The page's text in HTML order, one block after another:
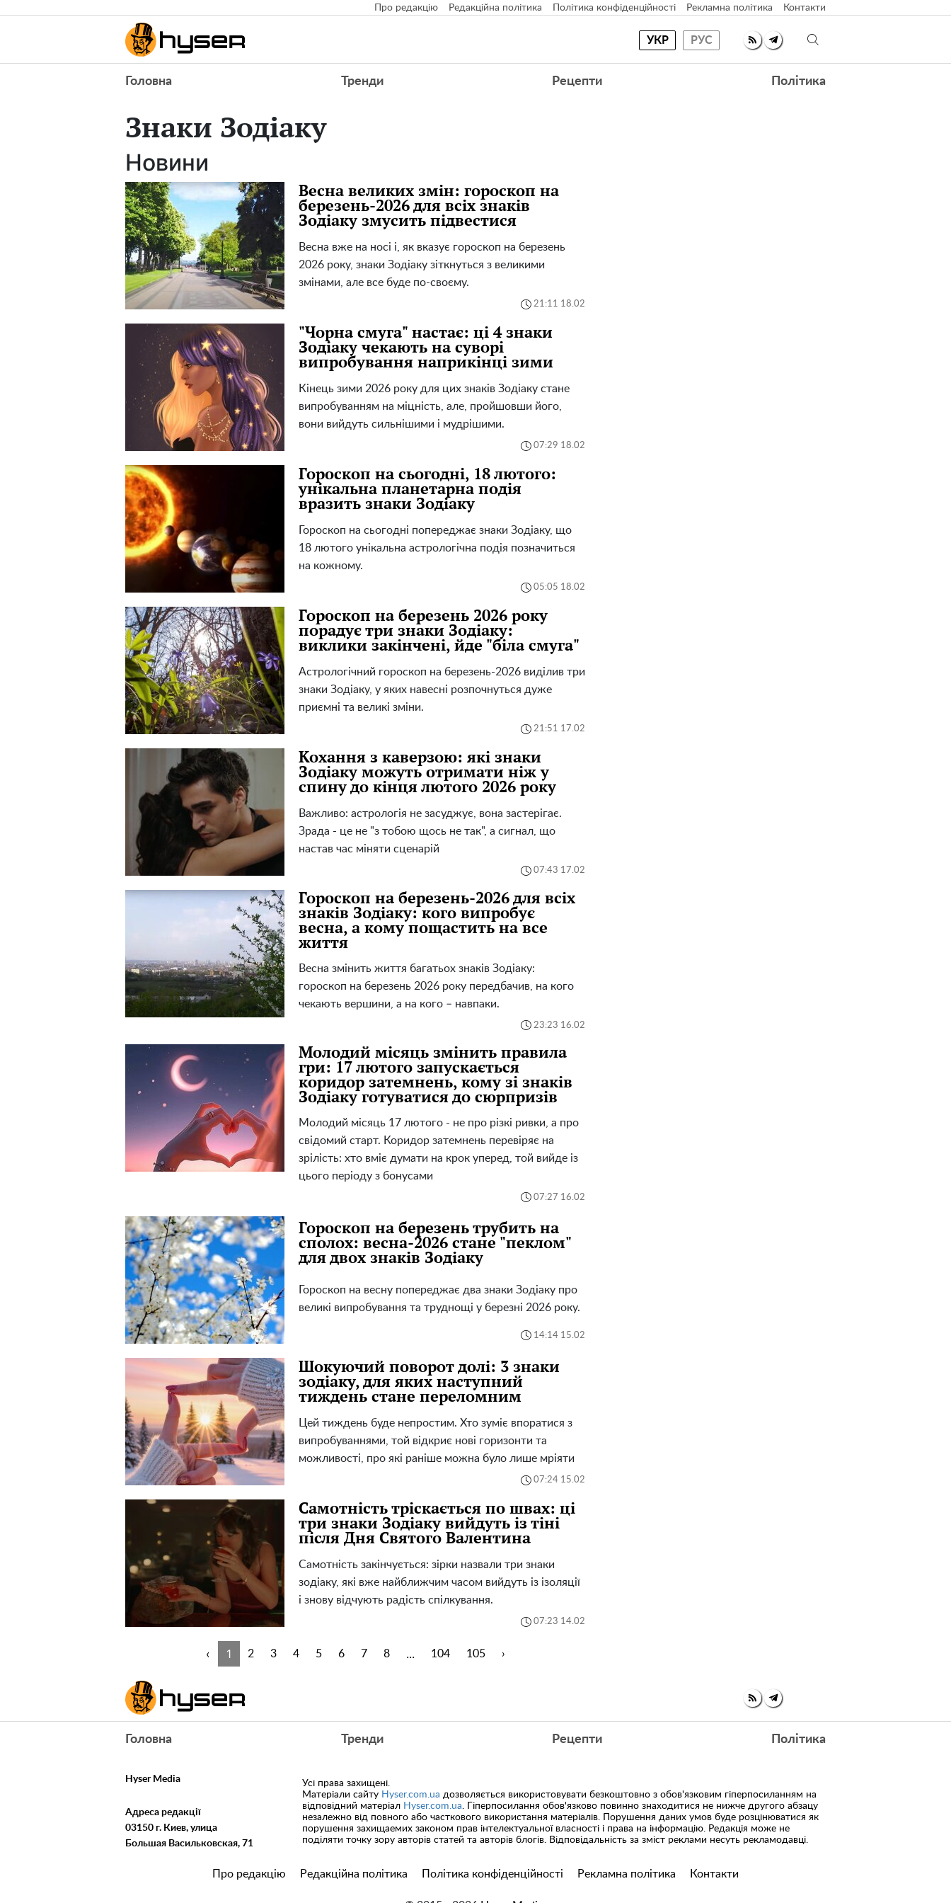
Про редакцію Редакційна політика Політика конфіденційності Рекламна політика Контакти
УКР РУС
Головна Тренди Рецепти Політика
Знаки Зодіаку
Новини
Весна великих змін: гороскоп на
березень-2026 для всіх знаків
Зодіаку змусить підвестися
Весна вже на носі і, як вказує гороскоп на березень
2026 року, знаки Зодіаку зіткнуться з великими
змінами, але все буде по-своєму.
21:11 18.02
"Чорна смуга" настає: ці 4 знаки
Зодіаку чекають на суворі
випробування наприкінці зими
Кінець зими 2026 року для цих знаків Зодіаку стане
випробуванням на міцність, але, пройшовши його,
вони вийдуть сильнішими і мудрішими.
07:29 18.02
Гороскоп на сьогодні, 18 лютого:
унікальна планетарна подія
вразить знаки Зодіаку
Гороскоп на сьогодні попереджає знаки Зодіаку, що
18 лютого унікальна астрологічна подія позначиться
на кожному.
05:05 18.02
Гороскоп на березень 2026 року
порадує три знаки Зодіаку:
виклики закінчені, йде "біла смуга"
Астрологічний гороскоп на березень-2026 виділив три
знаки Зодіаку, у яких навесні розпочнуться дуже
приємні та великі зміни.
21:51 17.02
Кохання з каверзою: які знаки
Зодіаку можуть отримати ніж у
спину до кінця лютого 2026 року
Важливо: астрологія не засуджує, вона застерігає.
Зрада - це не "з тобою щось не так", а сигнал, що
настав час міняти сценарій
07:43 17.02
Гороскоп на березень-2026 для всіх
знаків Зодіаку: кого випробує
весна, а кому пощастить на все
життя
Весна змінить життя багатьох знаків Зодіаку:
гороскоп на березень 2026 року передбачив, на кого
чекають вершини, а на кого – навпаки.
23:23 16.02
Молодий місяць змінить правила
гри: 17 лютого запускається
коридор затемнень, кому зі знаків
Зодіаку готуватися до сюрпризів
Молодий місяць 17 лютого - не про різкі ривки, а про
свідомий старт. Коридор затемнень перевіряє на
зрілість: хто вміє думати на крок уперед, той вийде із
цього періоду з бонусами
07:27 16.02
Гороскоп на березень трубить на
сполох: весна-2026 стане "пеклом"
для двох знаків Зодіаку
Гороскоп на весну попереджає два знаки Зодіаку про
великі випробування та труднощі у березні 2026 року.
14:14 15.02
Шокуючий поворот долі: 3 знаки
зодіаку, для яких наступний
тиждень стане переломним
Цей тиждень буде непростим. Хто зуміє впоратися з
випробуваннями, той відкриє нові горизонти та
можливості, про які раніше можна було лише мріяти
07:24 15.02
Самотність тріскається по швах: ці
три знаки Зодіаку вийдуть із тіні
після Дня Святого Валентина
Самотність закінчується: зірки назвали три знаки
зодіаку, які вже найближчим часом вийдуть із ізоляції
і знову відчують радість спілкування.
07:23 14.02
‹ 1 2 3 4 5 6 7 8 ... 104 105 ›
Головна Тренди Рецепти Політика
Hyser Media
Адреса редакції
03150 г. Киев, улица
Большая Васильковская, 71
Усі права захищені.
Матеріали сайту Hyser.com.ua дозволяється використовувати безкоштовно з обов'язковим гіперпосиланням на
відповідний матеріал Hyser.com.ua . Гіперпосилання обов'язково повинно знаходитися не нижче другого абзацу
незалежно від повного або часткового використання матеріалів. Порушення даних умов буде розцінюватися як
порушення захищаемих законом прав інтелектуальної власності і права на інформацію. Редакція може не
поділяти точку зору авторів статей та авторів блогів. Відповідальність за зміст реклами несуть рекламодавці.
Про редакцію Редакційна політика Політика конфіденційності Рекламна політика Контакти